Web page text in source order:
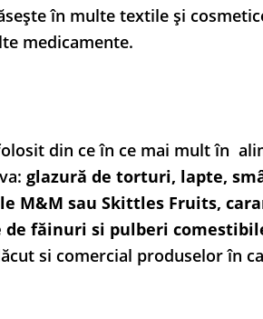
în multe textile și
medicamente.
din ce în ce mai mult în
glazură de torturi, lapte,
M&M sau Skittles Fruits,
făinuri si pulberi
si comercial produselor în